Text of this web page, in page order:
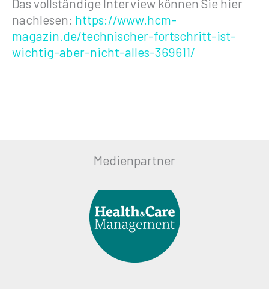
Das vollständige Interview können Sie hier
nachlesen: https://www.hcm-
magazin.de/technischer-fortschritt-ist-
wichtig-aber-nicht-alles-369611/
Medienpartner